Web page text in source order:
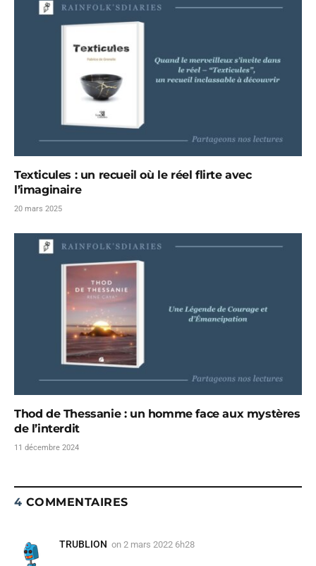
Texticules : un recueil où le réel flirte avec
l’imaginaire
20 mars 2025
Thod de Thessanie : un homme face aux mystères
de l’interdit
11 décembre 2024
4 COMMENTAIRES
TRUBLION on 2 mars 2022 6h28